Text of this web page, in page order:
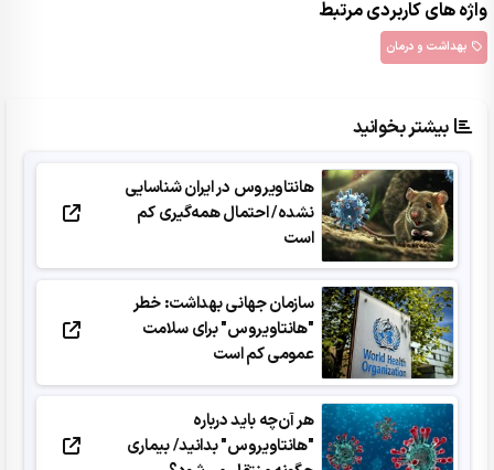
واژه های کاربردی مرتبط
بهداشت و درمان
بیشتر بخوانید
هانتاویروس در ایران شناسایی
نشده/ احتمال همه‌گیری کم
است
سازمان جهانی بهداشت: خطر
"هانتاویروس" برای سلامت
عمومی کم است
هر آن‌چه باید درباره
"هانتاویروس" بدانید/ بیماری